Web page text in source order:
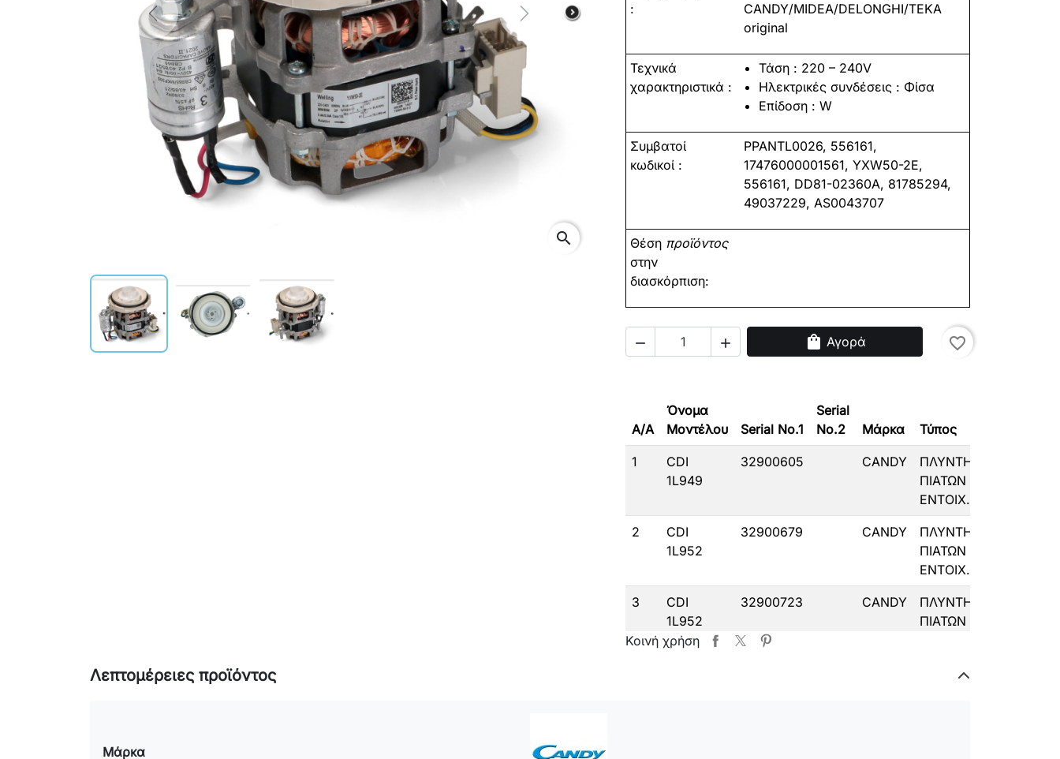
Previous Next
:
CANDY/MIDEA/DELONGHI/TEKA
original
Τεχνικά
χαρακτηριστικά :
Τάση : 220 – 240V
Ηλεκτρικές συνδέσεις : Φίσα
Επίδοση : W
Συμβατοί
κωδικοί:
PPANTL0026, 556161,
17476000001561, YXW50-2E,
556161, DD81-02360A, 81785294,
49037229, AS0043707
Θέση προϊόντος
στην
διασκόρπιση:
  shopping_bag Αγορά favorite_border
A/A
Όνομα
Μοντέλου
Serial No.1
Serial
No.2
Μάρκα Τύπος
1
CDI
1L949
32900605 CANDY
ΠΛΥΝΤΗΡΙΟ
ΠΙΑΤΩΝ
ΕΝΤΟΙΧ.
2
CDI
1L952
32900679 CANDY
ΠΛΥΝΤΗΡΙΟ
ΠΙΑΤΩΝ
ΕΝΤΟΙΧ.
3
CDI
1L952
32900723 CANDY
ΠΛΥΝΤΗΡΙΟ
ΠΙΑΤΩΝ
ΠΛΥΝΤΗΡΙΟ
Κοινή χρήση
Λεπτομέρειες προϊόντος
Μάρκα